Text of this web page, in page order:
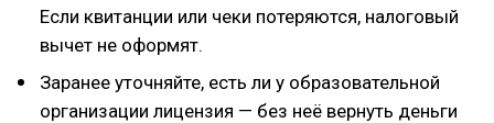
Если квитанции или чеки потеряются, налоговый
вычет не оформят.
Заранее уточняйте, есть ли у образовательной
организации лицензия — без неё вернуть деньги